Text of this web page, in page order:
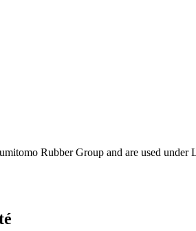
Rubber Group and are used under